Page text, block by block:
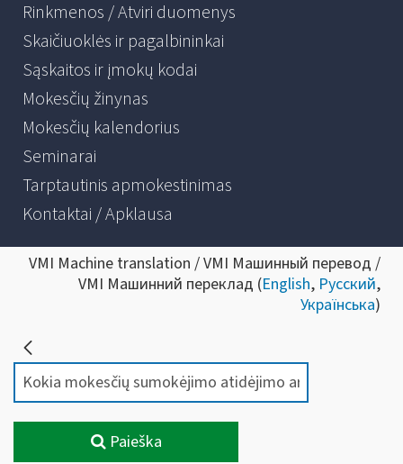
Rinkmenos / Atviri duomenys
Skaičiuoklės ir pagalbininkai
Sąskaitos ir įmokų kodai
Mokesčių žinynas
Mokesčių kalendorius
Seminarai
Tarptautinis apmokestinimas
Kontaktai / Apklausa
VMI Machine translation / VMI Машинный перевод /
VMI Машинний переклад (English, Русский,
Українська)
Paieška